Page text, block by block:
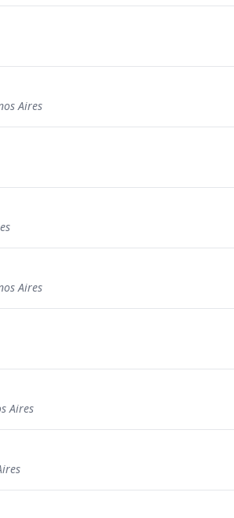
Aires
Aires
Aires